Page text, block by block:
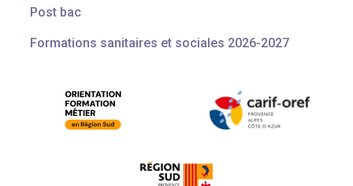
Post bac
Formations sanitaires et sociales 2026-2027